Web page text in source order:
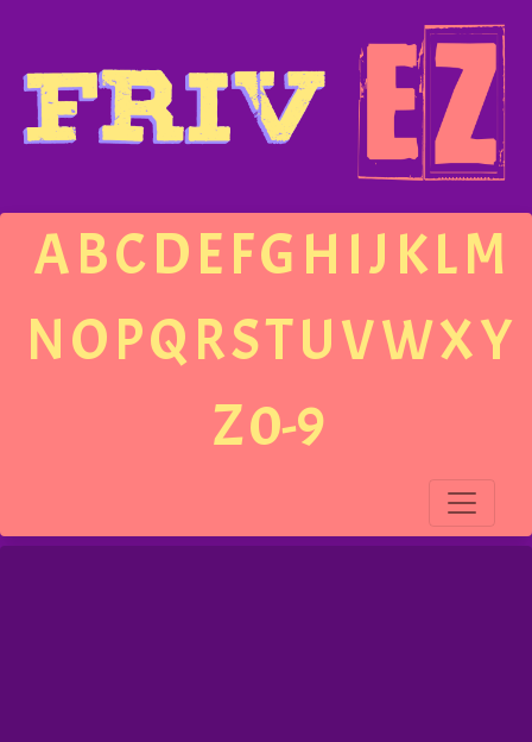
ABCDEFGH IJ KLM
NOPQRSTUVWXY
Z0-9